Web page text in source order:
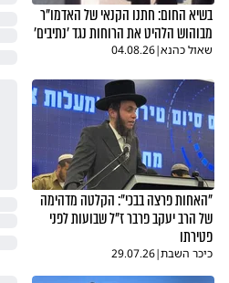
בשיא החום: חתנו הקנאי של האדמו"ר
מבוהוש הלהיט את הרוחות נגד 'נתיבים'
שאול כהנא|
04.08.26
"האחות פרצה בבכי": הקלטה מדהימה
של הרב יעקב פרבר ז"ל שבועות לפני
פטירתו
כיכר השבת|
29.07.26